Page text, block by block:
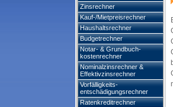
Zinsrechner
Kauf-/Mietpreisrechner
Haushaltsrechner
Budgetrechner
Notar- & Grundbuch-
kostenrechner
Nominalzinsrechner &
Effektivzinsrechner
Vorfälligkeits-
entschädigungsrechner
Ratenkreditrechner